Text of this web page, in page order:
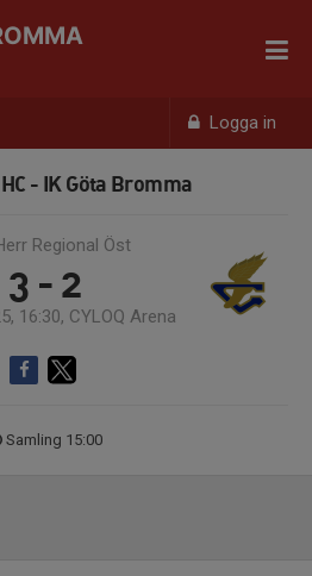
Logga in
- IK Göta Bromma
Regional Öst
3 - 2
16:30, CYLOQ Arena
Samling 15:00